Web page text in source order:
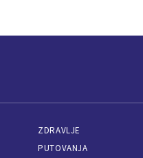
ZDRAVLJE
PUTOVANJA